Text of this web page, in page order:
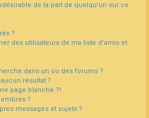
de la part de quelqu’un sur ce
?
des utilisateurs de ma liste d’amis et
dans un ou des forums ?
résultat ?
page blanche ?!
?
messages et sujets ?